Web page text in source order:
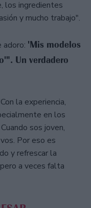
los ingredientes
y mucho trabajo".
adoro: 'Mis modelos
Un verdadero
la experiencia,
en los
sos joven,
Por eso es
y refrescar la
a veces falta